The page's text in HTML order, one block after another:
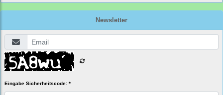
Newsletter
Eingabe Sicherheitscode: *